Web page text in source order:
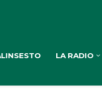
PULISERVICE:
LA RADIO